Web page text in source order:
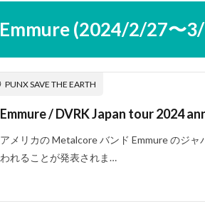
Emmure (2024/2/27〜
PUNX SAVE THE EARTH
Emmure / DVRK Japan tour 2024
アメリカの Metalcore バンド Emmure のジ
われることが発表されま…